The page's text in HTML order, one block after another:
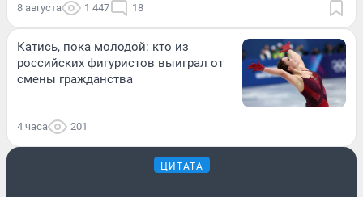
8 августа 1 447 18
Катись, пока молодой: кто из
российских фигуристов выиграл от
смены гражданства
4 часа 201
ЦИТАТА